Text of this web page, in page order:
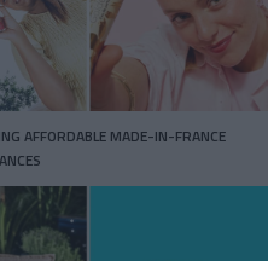
AFFORDABLE MADE-IN-FRANCE